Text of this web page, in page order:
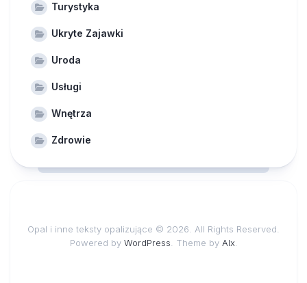
Turystyka
Ukryte Zajawki
Uroda
Usługi
Wnętrza
Zdrowie
Opal i inne teksty opalizujące © 2026. All Rights Reserved.
Powered by WordPress . Theme by Alx